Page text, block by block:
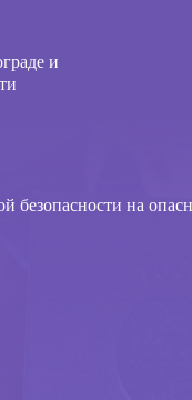
и
безопасности на